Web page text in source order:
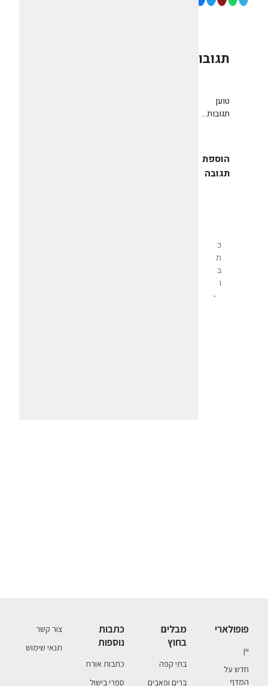
תגובות
טוען
תגובות...
הוספת
תגובה
פופולארי
יין
חדש על
המדף
מבלים
בחוץ
בתי קפה
ברים ופאבים
כתבות
נוספות
כתבות אורח
ספרי בישול
צור קשר
תנאי שימוש